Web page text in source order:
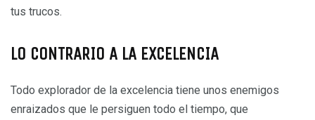
tus trucos.
LO CONTRARIO A LA EXCELENCIA
Todo explorador de la excelencia tiene unos enemigos
enraizados que le persiguen todo el tiempo, que